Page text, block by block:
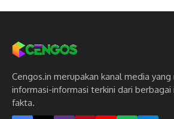
Cengos.in merupakan kanal media yang
informasi-informasi terkini dari berbagai
fakta.